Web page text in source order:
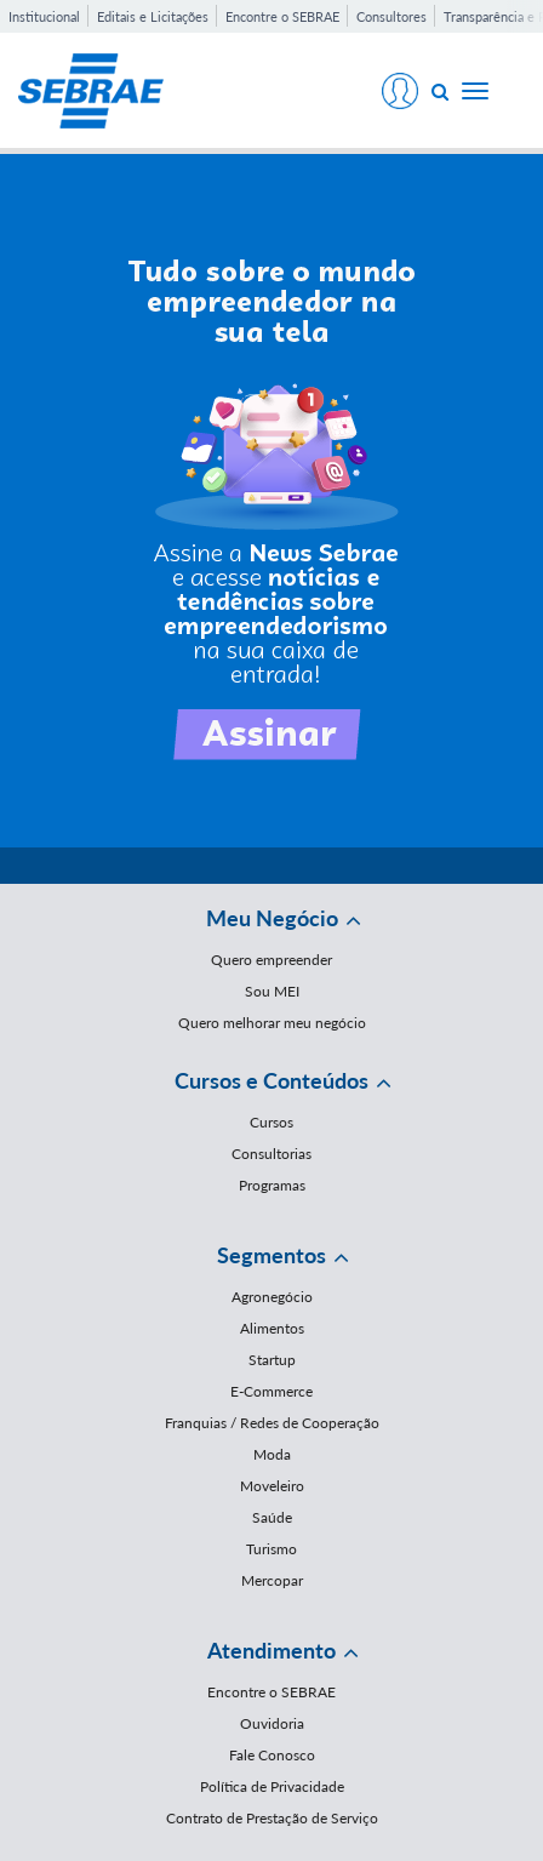
Institucional Editais e Licitações Encontre o SEBRAE Consultores Transparência e
Toggle
Meu Negócio
Quero empreender
Sou MEI
Quero melhorar meu negócio
Cursos e Conteúdos
Cursos
Consultorias
Programas
Segmentos
Agronegócio
Alimentos
Startup
E-Commerce
Franquias / Redes de Cooperação
Moda
Moveleiro
Saúde
Turismo
Mercopar
Atendimento
Encontre o SEBRAE
Ouvidoria
Fale Conosco
Política de Privacidade
Contrato de Prestação de Serviço